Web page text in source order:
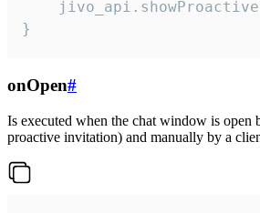
}
onOpen#
Is executed when the chat window is open
proactive invitation) and manually by a